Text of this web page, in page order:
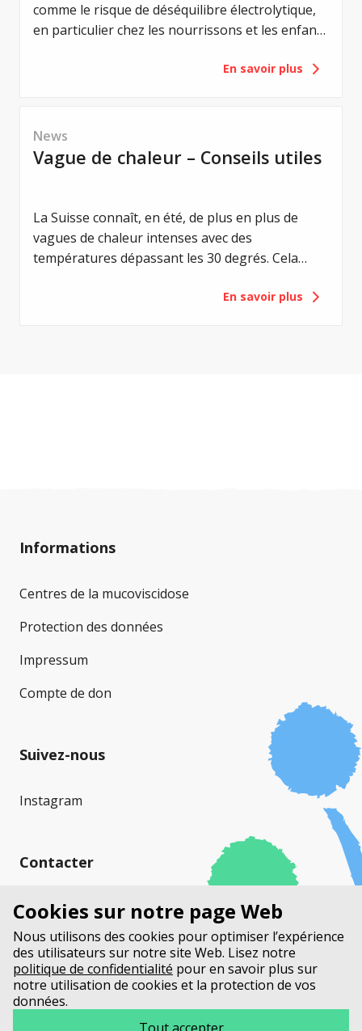
comme le risque de déséquilibre électrolytique,
en particulier chez les nourrissons et les enfants
équilibre électrolytique est vital pour eux. Même
que la perte d'appétit, l'apathie ou les
vomissements, sont des signes avant-coureurs
d'un syndrome de perte de sel. Les
comme un signe d'alerte aigu et doivent
toujours être pris au sérieux.
En savoir plus
News
Vague de chaleur – Conseils utiles
La Suisse connaît, en été, de plus en plus de
vagues de chaleur intenses avec des
températures dépassant les 30 degrés. Cela
personnes atteintes de mucoviscidose. Les
En savoir plus
Informations
Centres de la mucoviscidose
Protection des données
Impressum
Compte de don
Suivez-nous
Instagram
Contacter
Mucoviscidose Suisse (MVS)
Stauffacherstrasse 17a
Case Postale
3014 Berne
+41 31 552 33 00
info@mucoviscidosesuisse.ch
Cookies sur notre page Web
Nous utilisons des cookies pour optimiser l’expérience
des utilisateurs sur notre site Web. Lisez notre
politique de confidentialité pour en savoir plus sur
notre utilisation de cookies et la protection de vos
données.